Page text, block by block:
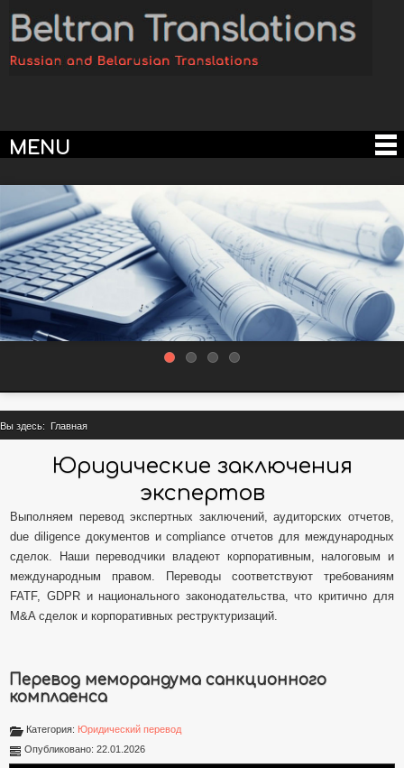
MENU
Вы здесь: Главная
Юридические заключения
экспертов
Выполняем перевод экспертных заключений, аудиторских отчетов,
due diligence документов и compliance отчетов для международных
сделок. Наши переводчики владеют корпоративным, налоговым и
международным правом. Переводы соответствуют требованиям
FATF, GDPR и национального законодательства, что критично для
M&A сделок и корпоративных реструктуризаций.
Перевод меморандума санкционного
комплаенса
Категория: Юридический перевод
Опубликовано: 22.01.2026